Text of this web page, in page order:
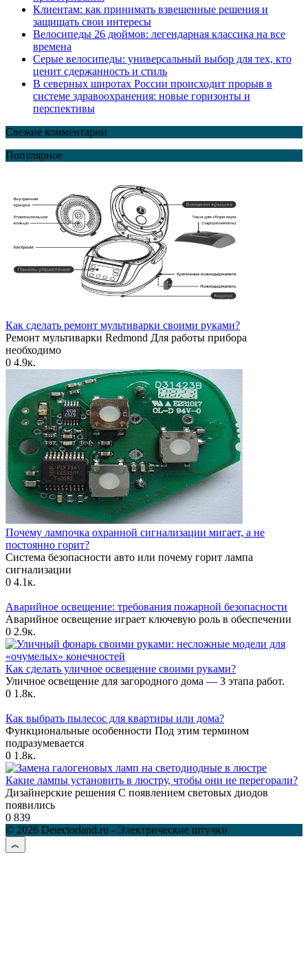
Клиентам: как принимать взвешенные решения и
защищать свои интересы
Велосипеды 26 дюймов: легендарная классика на все
времена
Серые велосипеды: универсальный выбор для тех, кто
ценит сдержанность и стиль
В северных широтах России происходит прорыв в
системе здравоохранения: новые горизонты и
перспективы
Свежие комментарии
Популярное
Как сделать ремонт мультиварки своими руками?
Ремонт мультиварки Redmond Для работы прибора
необходимо
0 4.9к.
Почему лампочка охранной сигнализации мигает, а не
постоянно горит?
Система безопасности авто или почему горит лампа
сигнализации
0 4.1к.
Аварийное освещение: требования пожарной безопасности
Аварийное освещение играет ключевую роль в обеспечении
0 2.9к.
Как сделать уличное освещение своими руками?
Уличное освещение для загородного дома — 3 этапа работ.
0 1.8к.
Как выбрать пылесос для квартиры или дома?
Функциональные особенности Под этим термином
подразумевается
0 1.8к.
Какие лампы установить в люстру, чтобы они не перегорали?
Дизайнерские решения С появлением световых диодов
появились
0 839
© 2026 Detectorland.ru - Электрические штучки